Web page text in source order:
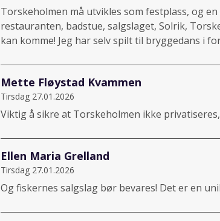
Torskeholmen må utvikles som festplass, og
restauranten, badstue, salgslaget, Solrik,
kan komme! Jeg har selv spilt til bryggedans i
Mette Fløystad Kvammen
Tirsdag 27.01.2026
Viktig å sikre at Torskeholmen ikke
Ellen Maria Grelland
Tirsdag 27.01.2026
Og fiskernes salgslag bør bevares! Det er en